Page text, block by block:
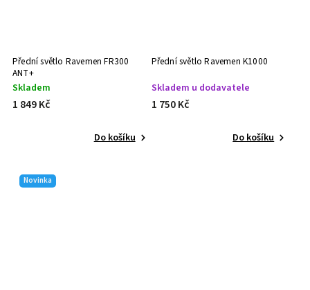
Přední světlo Ravemen FR300
ANT+
Skladem
1 849 Kč
Do košíku
Přední světlo Ravemen K1000
Skladem u dodavatele
1 750 Kč
Do košíku
Novinka